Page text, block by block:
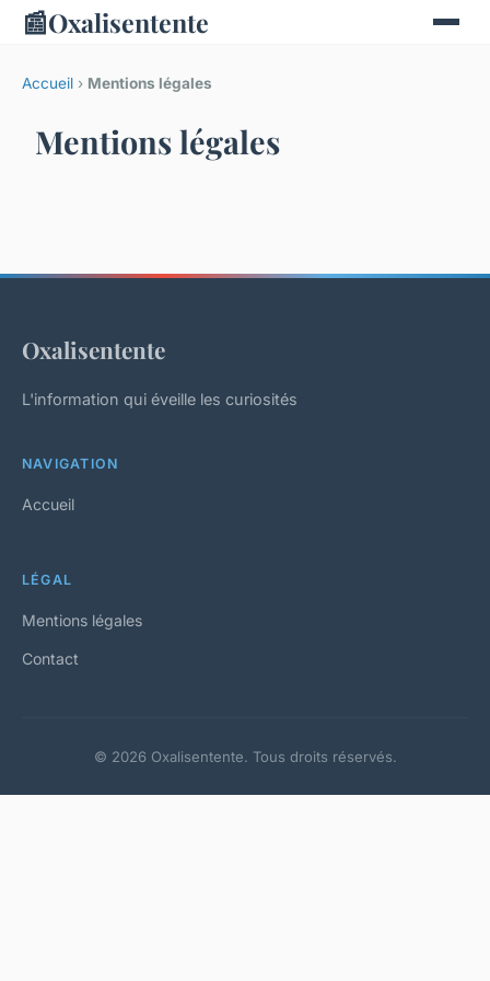
📰Oxalisentente
Accueil › Mentions légales
Mentions légales
Oxalisentente
L'information qui éveille les curiosités
NAVIGATION
Accueil
LÉGAL
Mentions légales
Contact
© 2026 Oxalisentente. Tous droits réservés.